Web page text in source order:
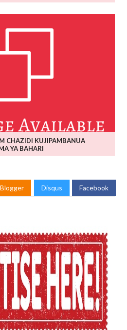
CHAZIDI KUJIPAMBANUA
YA BAHARI
Blogger Disqus Facebook